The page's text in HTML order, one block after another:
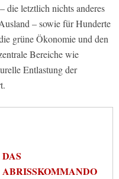
die letztlich nichts anderes
– sowie für Hunderte
grüne Ökonomie und den
Bereiche wie
Entlastung der
DAS
ABRISSKOMMANDO